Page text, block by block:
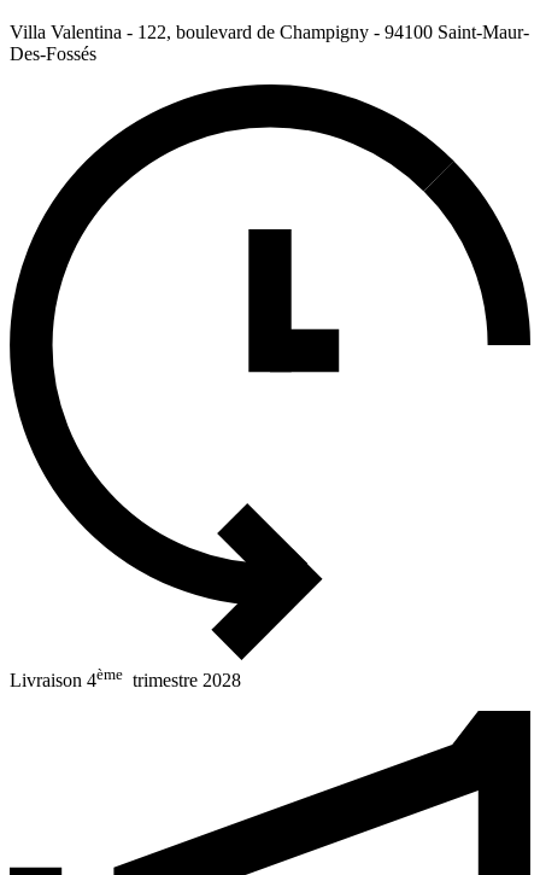
Villa Valentina - 122, boulevard de Champigny - 94100 Saint-Maur-
Des-Fossés
Livraison 4ème trimestre 2028